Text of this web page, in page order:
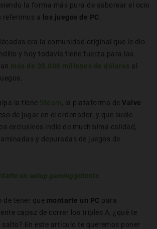
la forma más pura de saborear el ocio
referimos a
los juegos de PC
era la comunidad original que le dio
y hoy todavía tiene fuerza para las
más de 35.000 millones de dólares al
la tiene Steam , la plataforma de Valve
de jugar en el ordenador, y que suele
exclusivos indie de muchísima calidad,
y depuradas de juegos de
un setup gamingpotente
de tener que montarte un PC para
capaz de correr los triples A, ¿qué te
En este artículo te queremos poner